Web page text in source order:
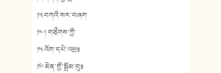
༡༣ བཀའྀ་སར་བཞག
༡༤ ། གཙྀགས་ཀྱྀ་
༡༥ འོག་དཔེ་འཕྲ༔
༡༦ མེན་གྱྀ་སྒྲོམ་བུ༔